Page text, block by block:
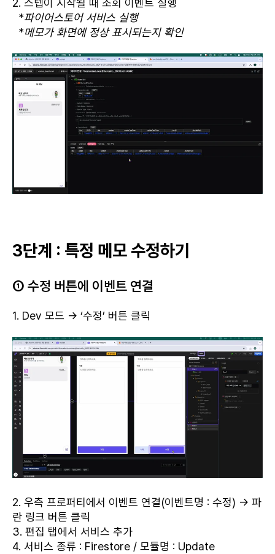
*파이어스토어 서비스 실행
*메모가 화면에 정상 표시되는지 확인
3단계 : 특정 메모 수정하기
① 수정 버튼에 이벤트 연결
1. Dev 모드 → ‘수정’ 버튼 클릭
2. 우측 프로퍼티에서 이벤트 연결(이벤트명 : 수정) → 파
란 링크 버튼 클릭
3. 편집 탭에서 서비스 추가
4. 서비스 종류 : Firestore / 모듈명 : Update